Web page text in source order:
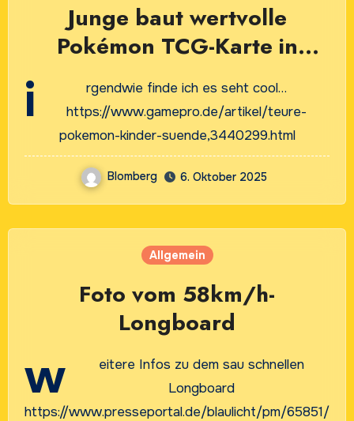
Junge baut wertvolle
Pokémon TCG-Karte in
Skateboard ein
i
rgendwie finde ich es seht cool…
https://www.gamepro.de/artikel/teure-
pokemon-kinder-suende,3440299.html
Blomberg 6. Oktober 2025
Allgemein
Foto vom 58km/h-
Longboard
w
eitere Infos zu dem sau schnellen
Longboard
https://www.presseportal.de/blaulicht/pm/65851/